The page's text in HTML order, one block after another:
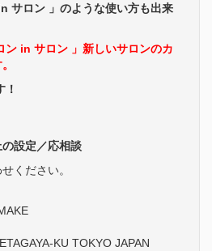
サロン 」のような使い方も出来
ン in サロン 」新しいサロンのカ
設定／応相談
ください。
KU TOKYO JAPAN